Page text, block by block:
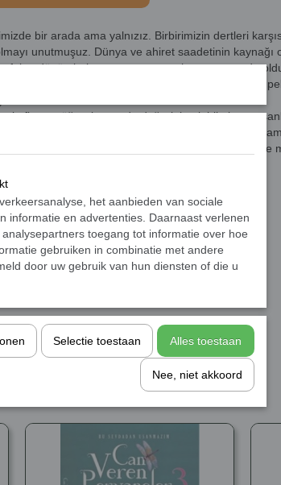
bir arada ama yalnızız. Birbirimizin dertleri
unutmuşuz. Dünya ve ahiret saadetinin kaynağı
fakat dönüp bakmıyoruz yaranın, hasarın nerede
tüm sesleri. Aile ocağımızı ihmal edip lüzumsuz
fiyatını öğreniyoruz da değerini pek bilmiyoruz
huzur, ahlak, mutluluk, sevgi ve aile
hep beraber. Nefsimize
kimimiz var ki?
het aanbieden van sociale
informatie en advertenties. Daarnaast verlenen
toegang tot informatie over hoe
gebruiken in combinatie met andere
door uw gebruik van hun diensten of die u
Selectie toestaan Alles toestaan
Nee, niet akkoord